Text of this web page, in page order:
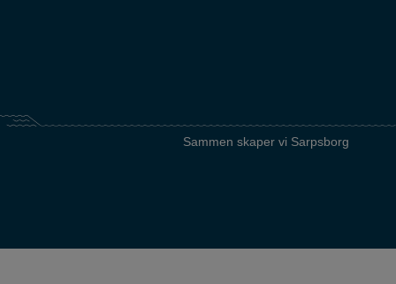
Sammen skaper vi Sarpsborg